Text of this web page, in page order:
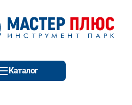
Каталог